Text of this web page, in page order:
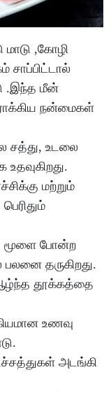
,கோழி
சாப்பிட்டால்
.இந்த மீன்
நன்மைகள்
சத்து, உடலை
மற்றும்
மூளை போன்ற
பலனை தருகிறது.
தூக்கத்தை
உணவு
அடங்கி